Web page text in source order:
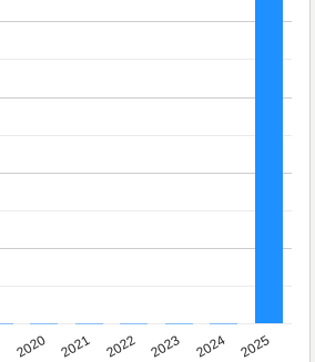
2020 2021 2022 2023 2024 2025